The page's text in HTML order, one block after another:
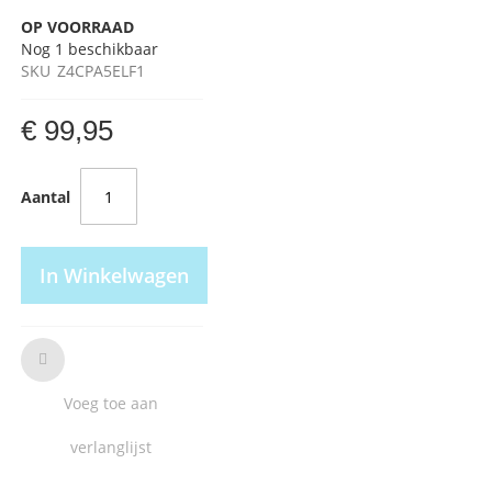
OP VOORRAAD
Nog 1 beschikbaar
SKU Z4CPA5ELF1
€ 99,95
Aantal
In Winkelwagen
Voeg toe aan
verlanglijst